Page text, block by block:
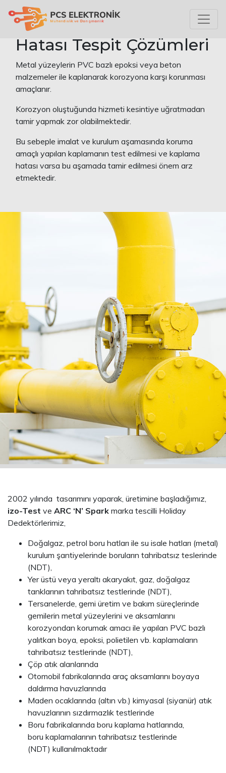
Kaplama ve Boya
Hatası Tespit Çözümleri
Metal yüzeylerin PVC bazlı epoksi veya beton
malzemeler ile kaplanarak korozyona karşı korunması
amaçlanır.
Korozyon oluştuğunda hizmeti kesintiye uğratmadan
tamir yapmak zor olabilmektedir.
Bu sebeple imalat ve kurulum aşamasında koruma
amaçlı yapılan kaplamanın test edilmesi ve kaplama
hatası varsa bu aşamada tamir edilmesi önem arz
etmektedir.
2002 yılında tasarımını yaparak, üretimine başladığımız,
izo-Test ve ARC ‘N’ Spark marka tescilli Holiday
Dedektörlerimiz,
Doğalgaz, petrol boru hatları ile su isale hatları (metal)
kurulum şantiyelerinde boruların tahribatsız teslerinde
(NDT),
Yer üstü veya yeraltı akaryakıt, gaz, doğalgaz
tanklarının tahribatsız testlerinde (NDT),
Tersanelerde, gemi üretim ve bakım süreçlerinde
gemilerin metal yüzeylerini ve aksamlarını
korozyondan korumak amacı ile yapılan PVC bazlı
yalıtkan boya, epoksi, polietilen vb. kaplamaların
tahribatsız testlerinde (NDT),
Çöp atık alanlarında
Otomobil fabrikalarında araç aksamlarını boyaya
daldırma havuzlarında
Maden ocaklarında (altın vb.) kimyasal (siyanür) atık
havuzlarının sızdırmazlık testlerinde
Boru fabrikalarında boru kaplama hatlarında,
boru kaplamalarının tahribatsız testlerinde
(NDT) kullanılmaktadır